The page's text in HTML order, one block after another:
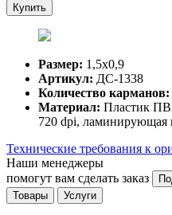
Купить
Размер: 1,5х0,9
Артикул: ДС-1338
Количество карманов:
Материал: Пластик
720 dpi, ламинирующая
Технические требования к
Наши менеджеры
помогут вам сделать заказ
Товары
Услуги